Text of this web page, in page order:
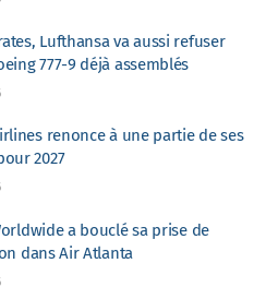
Lufthansa va aussi refuser
777-9 déjà assemblés
renonce à une partie de ses
2027
a bouclé sa prise de
dans Air Atlanta